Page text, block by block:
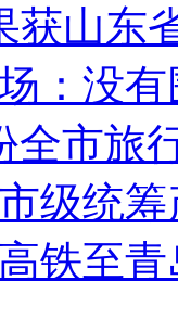
获山东
：没有
全市旅
级统
铁至